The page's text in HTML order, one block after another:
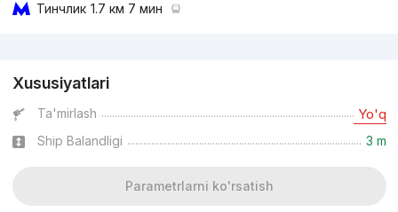
Тинчлик 1.7 км 7 мин
Xususiyatlari
Ta'mirlash Yo'q
Ship Balandligi 3 m
Parametrlarni ko'rsatish